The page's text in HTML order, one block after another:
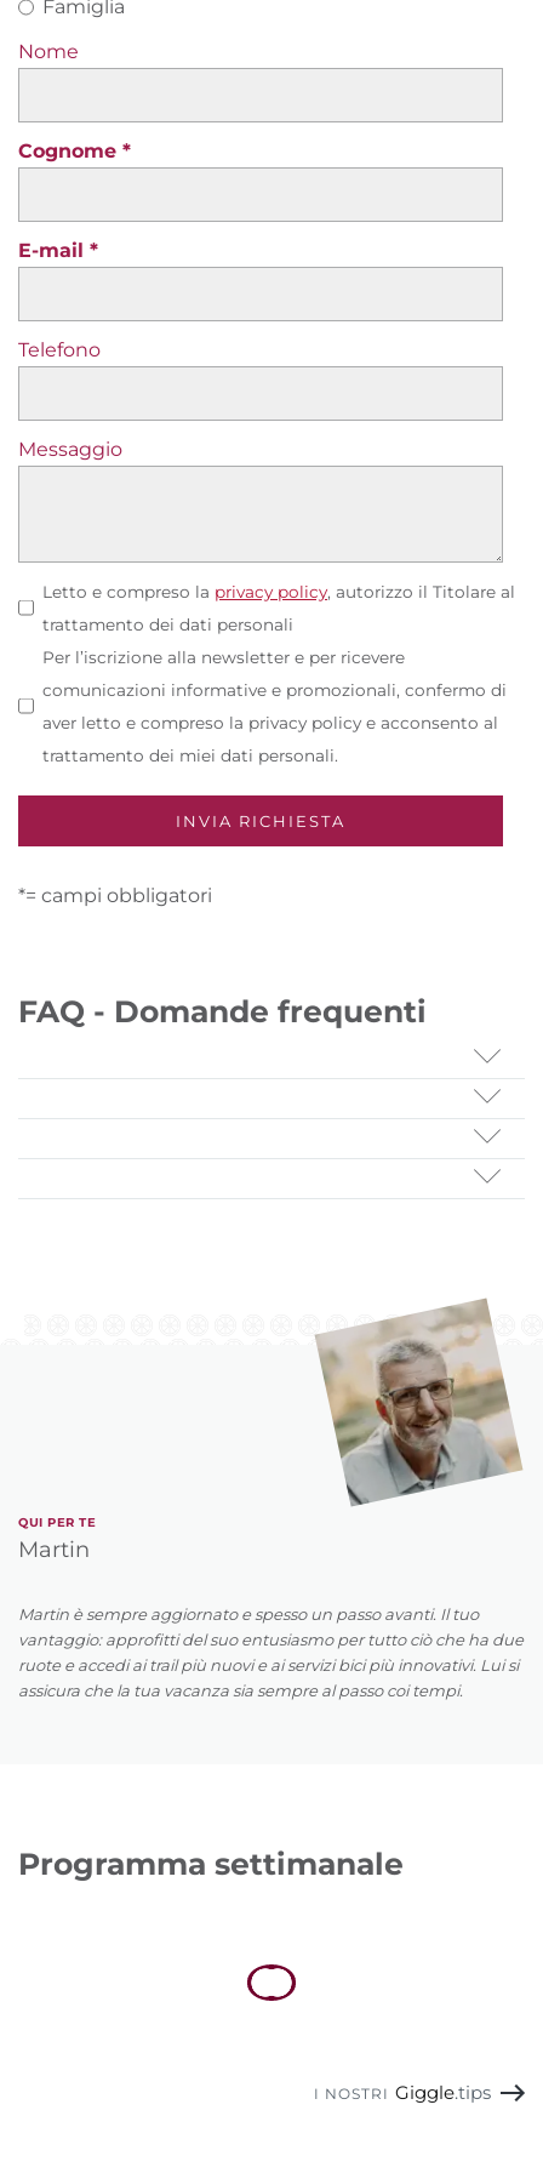
Famiglia
Nome
Cognome
E-mail
Telefono
Messaggio
Letto e compreso la privacy policy, autorizzo il Titolare al
trattamento dei dati personali
Per l’iscrizione alla newsletter e per ricevere
comunicazioni informative e promozionali, confermo di
aver letto e compreso la privacy policy e acconsento al
trattamento dei miei dati personali.
*= campi obbligatori
FAQ - Domande frequenti
QUI PER TE
Martin
Martin è sempre aggiornato e spesso un passo avanti. Il tuo
vantaggio: approfitti del suo entusiasmo per tutto ciò che ha due
ruote e accedi ai trail più nuovi e ai servizi bici più innovativi. Lui si
assicura che la tua vacanza sia sempre al passo coi tempi.
Programma settimanale
I NOSTRI Giggle.tips